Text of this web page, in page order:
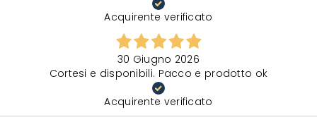
Acquirente verificato
30 Giugno 2026
Cortesi e disponibili. Pacco e prodotto ok
Acquirente verificato